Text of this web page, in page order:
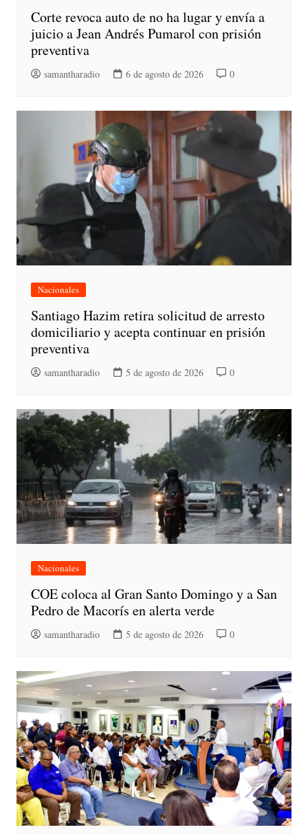
Corte revoca auto de no ha lugar y envía a
juicio a Jean Andrés Pumarol con prisión
preventiva
samantharadio 6 de agosto de 2026 0
Nacionales
Santiago Hazim retira solicitud de arresto
domiciliario y acepta continuar en prisión
preventiva
samantharadio 5 de agosto de 2026 0
Nacionales
COE coloca al Gran Santo Domingo y a San
Pedro de Macorís en alerta verde
samantharadio 5 de agosto de 2026 0